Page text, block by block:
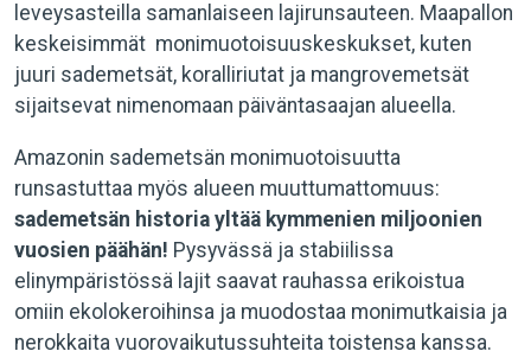
leveysasteilla samanlaiseen lajirunsauteen. Maapallon
keskeisimmät monimuotoisuuskeskukset, kuten
juuri sademetsät, koralliriutat ja mangrovemetsät
sijaitsevat nimenomaan päiväntasaajan alueella.
Amazonin sademetsän monimuotoisuutta
runsastuttaa myös alueen muuttumattomuus:
sademetsän historia yltää kymmenien miljoonien
vuosien päähän! Pysyvässä ja stabiilissa
elinympäristössä lajit saavat rauhassa erikoistua
omiin ekolokeroihinsa ja muodostaa monimutkaisia ja
nerokkaita vuorovaikutussuhteita toistensa kanssa.